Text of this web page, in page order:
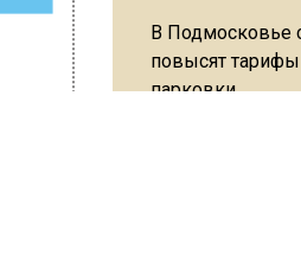
В Подмосковье
повысят
парковки